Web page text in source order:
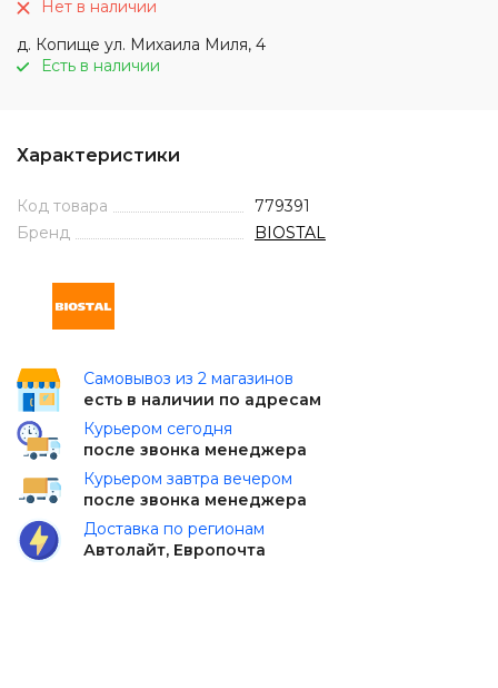
Нет в наличии
д. Копище ул. Михаила Миля, 4
Есть в наличии
Характеристики
Код товара
779391
Бренд
BIOSTAL
Самовывоз из 2 магазинов
есть в наличии по адресам
Курьером сегодня
после звонка менеджера
Курьером завтра вечером
после звонка менеджера
Доставка по регионам
Автолайт, Европочта